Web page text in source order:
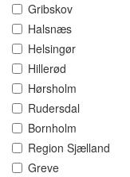
Gribskov
Halsnæs
Helsingør
Hillerød
Hørsholm
Rudersdal
Bornholm
Region Sjælland
Greve